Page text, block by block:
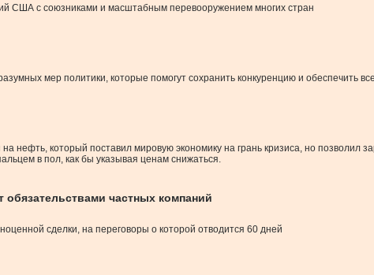
США с союзниками и масштабным перевооружением многих стран
мер политики, которые помогут сохранить конкуренцию и обеспечить
нефть, который поставил мировую экономику на грань кризиса, но позволил
в пол, как бы указывая ценам снижаться.
частных компаний
сделки, на переговоры о которой отводится 60 дней